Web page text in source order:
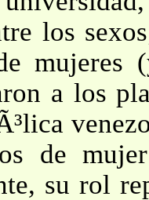
los
mujeres
a los
de
su rol